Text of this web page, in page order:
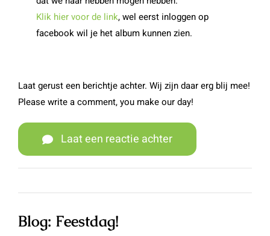
Klik hier voor de link, wel eerst inloggen op
facebook wil je het album kunnen zien.
Laat gerust een berichtje achter. Wij zijn daar erg blij mee!
Please write a comment, you make our day!
Laat een reactie achter
Blog: Feestdag!